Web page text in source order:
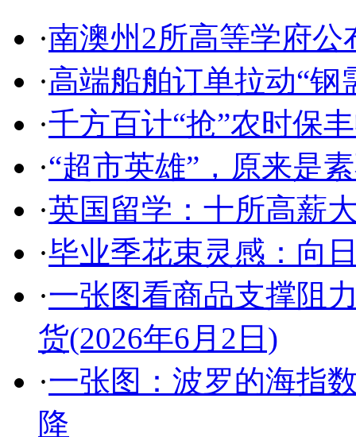
·南澳州2所高等学府
·高端船舶订单拉动“钢
·千方百计“抢”农时保
·“超市英雄”，原来是
·英国留学：十所高薪
·毕业季花束灵感：向
·一张图看商品支撑阻
货(2026年6月2日)
·一张图：波罗的海指
降